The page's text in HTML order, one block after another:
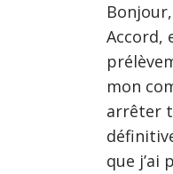
Accord,
mon
arrêter
que j’ai